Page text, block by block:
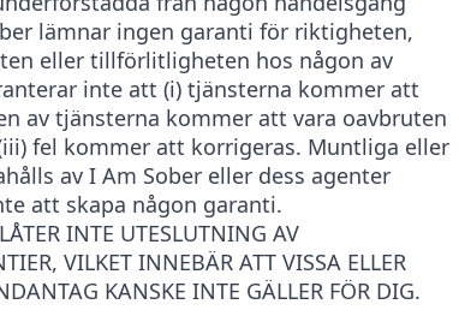
lämnar ingen garanti för riktigheten,
eller tillförlitligheten hos någon av
inte att (i) tjänsterna kommer att
av tjänsterna kommer att vara oavbruten
fel kommer att korrigeras. Muntliga eller
av I Am Sober eller dess agenter
att skapa någon garanti.
INTE UTESLUTNING AV
VILKET INNEBÄR ATT VISSA ELLER
KANSKE INTE GÄLLER FÖR DIG.